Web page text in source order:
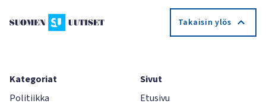
Takaisin ylös
Kategoriat
Politiikka
Sivut
Etusivu